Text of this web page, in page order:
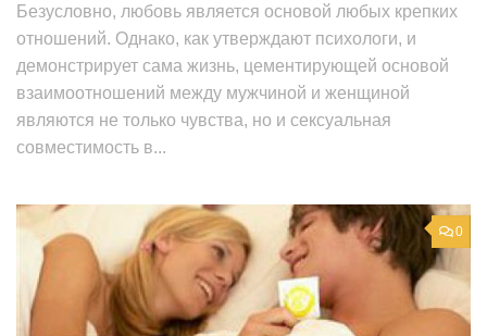
Безусловно, любовь является основой любых крепких
отношений. Однако, как утверждают психологи, и
демонстрирует сама жизнь, цементирующей основой
взаимоотношений между мужчиной и женщиной
являются не только чувства, но и сексуальная
совместимость в...
0